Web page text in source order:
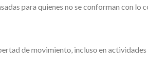
para quienes no se conforman con lo
de movimiento, incluso en actividades